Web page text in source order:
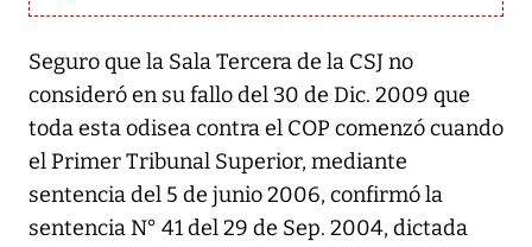
Seguro que la Sala Tercera de la CSJ no
consideró en su fallo del 30 de Dic. 2009 que
toda esta odisea contra el COP comenzó cuando
el Primer Tribunal Superior, mediante
sentencia del 5 de junio 2006, confirmó la
sentencia N° 41 del 29 de Sep. 2004, dictada